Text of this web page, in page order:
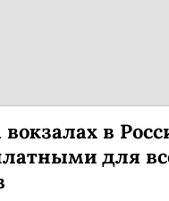
в
для